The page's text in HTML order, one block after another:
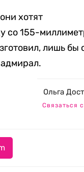
хотят
со 155-
лишь бы
Ольга
Связаться